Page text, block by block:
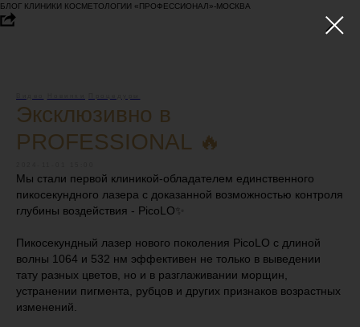
БЛОГ КЛИНИКИ КОСМЕТОЛОГИИ «ПРОФЕССИОНАЛ»-МОСКВА
Эксклюзивно в
PROFESSIONAL 🔥
Мы стали первой клиникой-обладателем единственного
пикосекундного лазера с доказанной возможностью контроля
глубины воздействия - PicoLO✨
Пикосекундный лазер нового поколения PicoLO с длиной
волны 1064 и 532 нм эффективен не только в выведении
тату разных цветов, но и в разглаживании морщин,
устранении пигмента, рубцов и других признаков возрастных
изменений.